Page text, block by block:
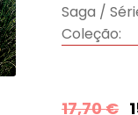
Saga /
Coleção:
17,70€